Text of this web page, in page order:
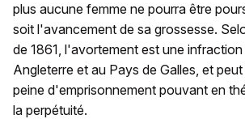
plus aucune femme ne pourra être
soit l'avancement de sa grossesse.
de 1861, l'avortement est une
Angleterre et au Pays de Galles, et
peine d'emprisonnement pouvant en
la perpétuité.